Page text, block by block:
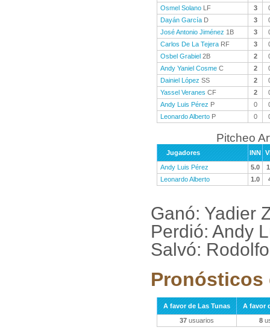
Osmel Solano LF 3
Dayán García D 3
José Antonio Jiménez 1B 3
Carlos De La Tejera RF 3
Osbel Grabiel 2B 2
Andy Yaniel Cosme C 2
Dainiel López SS 2
Yassel Veranes CF 2
Andy Luis Pérez P 0
Leonardo Alberto P 0
Pitcheo
Jugadores INN
Andy Luis Pérez
5.0
Leonardo Alberto
1.0
Ganó: Yadier
Perdió: Andy
Salvó:
Pronósticos
A favor de Las Tunas
A favor
37 usuarios 8